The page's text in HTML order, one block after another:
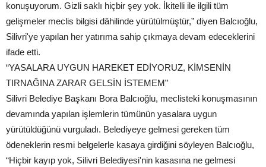
konuşuyorum. Gizli saklı hiçbir şey yok. İkitelli ile ilgili tüm
gelişmeler meclis bilgisi dâhilinde yürütülmüştür,” diyen Balcıoğlu,
Silivri'ye yapılan her yatırıma sahip çıkmaya devam edeceklerini
ifade etti.
“YASALARA UYGUN HAREKET EDİYORUZ, KİMSENİN
TIRNAĞINA ZARAR GELSİN İSTEMEM”
Silivri Belediye Başkanı Bora Balcıoğlu, meclisteki konuşmasının
devamında yapılan işlemlerin tümünün yasalara uygun
yürütüldüğünü vurguladı. Belediyeye gelmesi gereken tüm
ödeneklerin resmi belgelerle kasaya girdiğini söyleyen Balcıoğlu,
“Hiçbir kayıp yok, Silivri Belediyesi'nin kasasına ne gelmesi